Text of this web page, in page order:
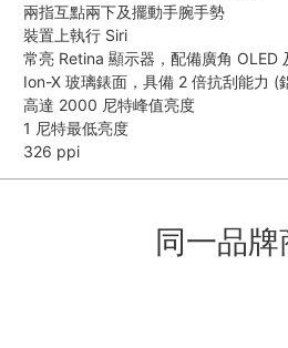
兩指互點兩下及擺動手腕手勢
裝置上執行 Siri
常亮 Retina 顯示器，配備廣角 OLED
Ion-X 玻璃錶面，具備 2 倍抗刮能力 (
高達 2000 尼特峰值亮度
1 尼特最低亮度
326 ppi
同一品牌